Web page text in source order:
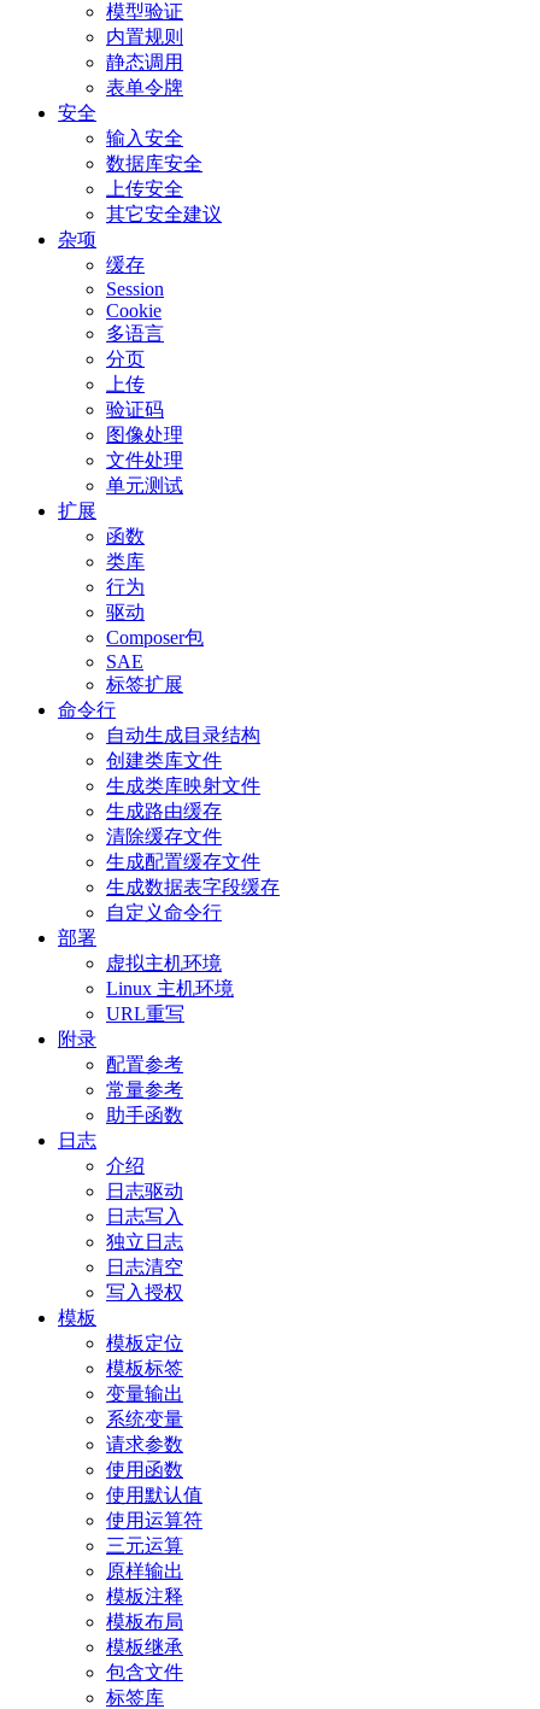
模型验证
内置规则
静态调用
表单令牌
安全
输入安全
数据库安全
上传安全
其它安全建议
杂项
缓存
Session
Cookie
多语言
分页
上传
验证码
图像处理
文件处理
单元测试
扩展
函数
类库
行为
驱动
Composer包
SAE
标签扩展
命令行
自动生成目录结构
创建类库文件
生成类库映射文件
生成路由缓存
清除缓存文件
生成配置缓存文件
生成数据表字段缓存
自定义命令行
部署
虚拟主机环境
Linux 主机环境
URL重写
附录
配置参考
常量参考
助手函数
日志
介绍
日志驱动
日志写入
独立日志
日志清空
写入授权
模板
模板定位
模板标签
变量输出
系统变量
请求参数
使用函数
使用默认值
使用运算符
三元运算
原样输出
模板注释
模板布局
模板继承
包含文件
标签库